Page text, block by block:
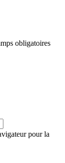
obligatoires
pour la